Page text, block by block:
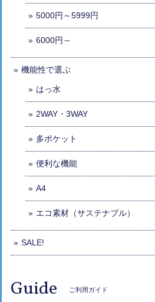
5000円～5999円
6000円～
機能性で選ぶ
はっ水
2WAY・3WAY
多ポケット
便利な機能
A4
エコ素材（サステナブル）
SALE!
Guide ご利用ガイド